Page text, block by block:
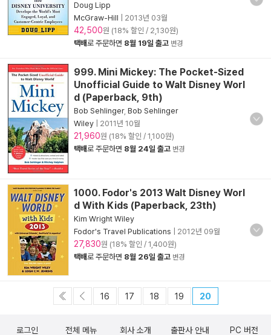
Doug Lipp
McGraw-Hill
2013년 03월
42,500원 (18% 할인 / 2,130원)
택배로 주문하면 8월 19일 출고 변경
999. Mini Mickey: The Pocket-Sized
Unofficial Guide to Walt Disney Worl
d (Paperback, 9th)
Bob Sehlinger, Bob Sehlinger
Wiley
2011년 10월
21,960원 (18% 할인 / 1,100원)
택배로 주문하면 8월 24일 출고 변경
1000. Fodor's 2013 Walt Disney Worl
d With Kids (Paperback, 23th)
Kim Wright Wiley
Fodor's Travel Publications
2012년 09월
27,830원 (18% 할인 / 1,400원)
택배로 주문하면 8월 26일 출고 변경
16 17 18 19 20
로그인 전체 메뉴 회사 소개 출판사 안내 PC 버전